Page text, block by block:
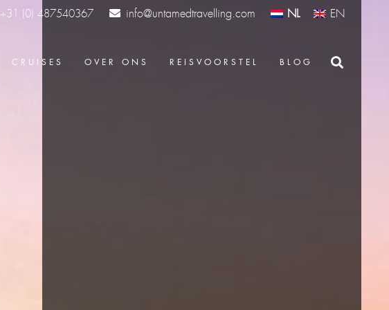
+31 (0) 487540367 info@untamedtravelling.com NL EN
CRUISES OVER ONS REISVOORSTEL BLOG